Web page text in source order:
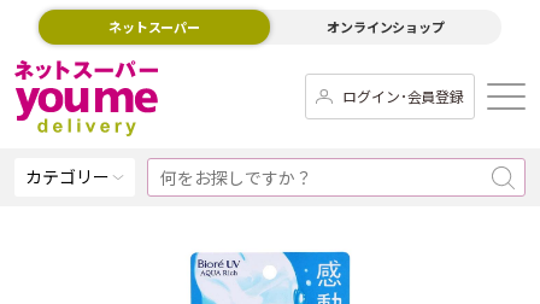
ネットスーパー オンラインショップ
ログイン･会員登録
カテゴリー